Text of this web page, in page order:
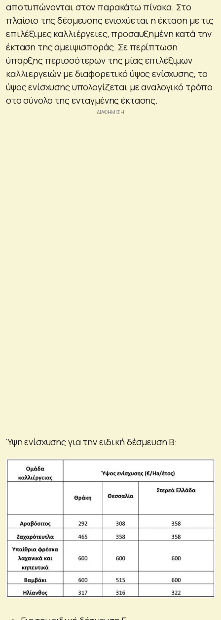
αποτυπώνονται στον παρακάτω πίνακα. Στο
πλαίσιο της δέσμευσης ενισχύεται η έκταση με τις
επιλέξιμες καλλιέργειες, προσαυξημένη κατά την
έκταση της αμειψισποράς. Σε περίπτωση
ύπαρξης περισσότερων της μίας επιλέξιμων
καλλιεργειών με διαφορετικό ύψος ενίσχυσης, το
ύψος ενίσχυσης υπολογίζεται με αναλογικό τρόπο
στο σύνολο της ενταγμένης έκτασης.
Ύψη ενίσχυσης για την ειδική δέσμευση Β: